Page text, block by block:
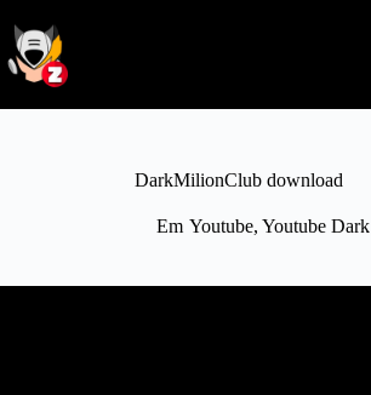
DarkMilionClub download
Em Youtube, Youtube Dark